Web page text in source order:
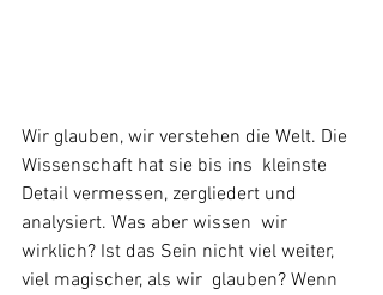
Wir glauben, wir verstehen die Welt. Die
Wissenschaft hat sie bis ins  kleinste
Detail vermessen, zergliedert und
analysiert. Was aber wissen  wir
wirklich? Ist das Sein nicht viel weiter,
viel magischer, als wir  glauben? Wenn